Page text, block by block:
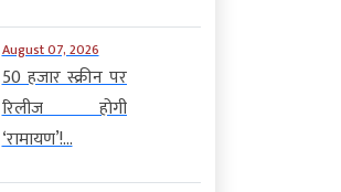
August 07, 2026
50 हजार स्क्रीन पर
रिलीज होगी
‘रामायण’!...